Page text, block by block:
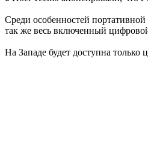
Среди особенностей
так же весь включенный
На Западе будет доступна